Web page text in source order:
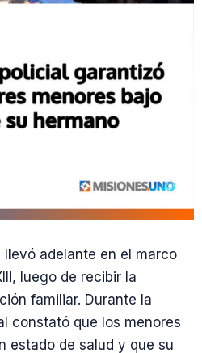
adelante en el marco
luego de recibir la
familiar. Durante la
constató que los menores
estado de salud y que su